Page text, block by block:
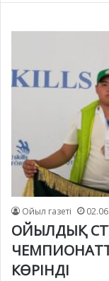
Ойыл газеті
ОЙЫЛДЫҚ
КӨРІНДІ